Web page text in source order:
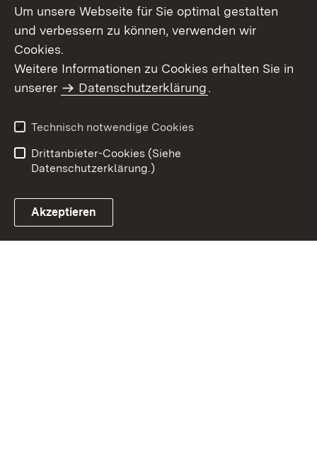
Um unsere Webseite für Sie optimal gestalten
und verbessern zu können, verwenden wir
Cookies.
Weitere Informationen zu Cookies erhalten Sie in
unserer
Datenschutzerklärung.
Technisch notwendige Cookies
Drittanbieter-Cookies (Siehe
Datenschutzerklärung.)
Akzeptieren